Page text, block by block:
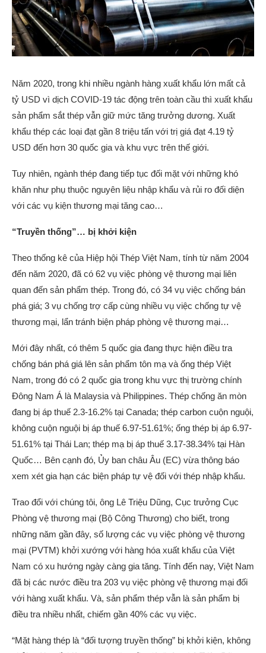
Năm 2020, trong khi nhiều ngành hàng xuất khẩu lớn mất cả
tỷ USD vì dịch COVID-19 tác động trên toàn cầu thì xuất khẩu
sản phẩm sắt thép vẫn giữ mức tăng trưởng dương. Xuất
khẩu thép các loại đạt gần 8 triệu tấn với trị giá đạt 4.19 tỷ
USD đến hơn 30 quốc gia và khu vực trên thế giới.
Tuy nhiên, ngành thép đang tiếp tục đối mặt với những khó
khăn như phụ thuộc nguyên liệu nhập khẩu và rủi ro đối diện
với các vụ kiện thương mại tăng cao…
“Truyền thống”… bị khởi kiện
Theo thống kê của Hiệp hội Thép Việt Nam, tính từ năm 2004
đến năm 2020, đã có 62 vụ việc phòng vệ thương mại liên
quan đến sản phẩm thép. Trong đó, có 34 vụ việc chống bán
phá giá; 3 vụ chống trợ cấp cùng nhiều vụ việc chống tự vệ
thương mại, lẩn tránh biện pháp phòng vệ thương mại…
Mới đây nhất, có thêm 5 quốc gia đang thực hiện điều tra
chống bán phá giá lên sản phẩm tôn mạ và ống thép Việt
Nam, trong đó có 2 quốc gia trong khu vực thị trường chính
Đông Nam Á là Malaysia và Philippines. Thép chống ăn mòn
đang bị áp thuế 2.3-16.2% tại Canada; thép carbon cuộn nguội,
không cuộn nguội bị áp thuế 6.97-51.61%; ống thép bị áp 6.97-
51.61% tại Thái Lan; thép mạ bị áp thuế 3.17-38.34% tại Hàn
Quốc… Bên cạnh đó, Ủy ban châu Âu (EC) vừa thông báo
xem xét gia hạn các biện pháp tự vệ đối với thép nhập khẩu.
Trao đổi với chúng tôi, ông Lê Triệu Dũng, Cục trưởng Cục
Phòng vệ thương mại (Bộ Công Thương) cho biết, trong
những năm gần đây, số lượng các vụ việc phòng vệ thương
mại (PVTM) khởi xướng với hàng hóa xuất khẩu của Việt
Nam có xu hướng ngày càng gia tăng. Tính đến nay, Việt Nam
đã bị các nước điều tra 203 vụ việc phòng vệ thương mại đối
với hàng xuất khẩu. Và, sản phẩm thép vẫn là sản phẩm bị
điều tra nhiều nhất, chiếm gần 40% các vụ việc.
“Mặt hàng thép là “đối tượng truyền thống” bị khởi kiện, không